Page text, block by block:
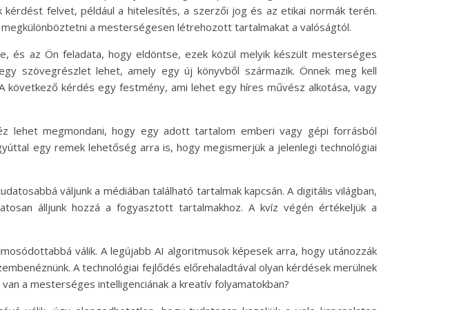
kérdést felvet, például a hitelesítés, a szerzői jog és az etikai normák terén.
a mesterségesen létrehozott tartalmakat a valóságtól.
és az Ön feladata, hogy eldöntse, ezek közül melyik készült mesterséges
szövegrészlet lehet, amely egy új könyvből származik. Önnek meg kell
kérdés egy festmény, ami lehet egy híres művész alkotása, vagy
lehet megmondani, hogy egy adott tartalom emberi vagy gépi forrásból
egy remek lehetőség arra is, hogy megismerjük a jelenlegi technológiai
váljunk a médiában található tartalmak kapcsán. A digitális világban,
álljunk hozzá a fogyasztott tartalmakhoz. A kvíz végén értékeljük a
válik. A legújabb AI algoritmusok képesek arra, hogy utánozzák
A technológiai fejlődés előrehaladtával olyan kérdések merülnek
a mesterséges intelligenciának a kreatív folyamatokban?